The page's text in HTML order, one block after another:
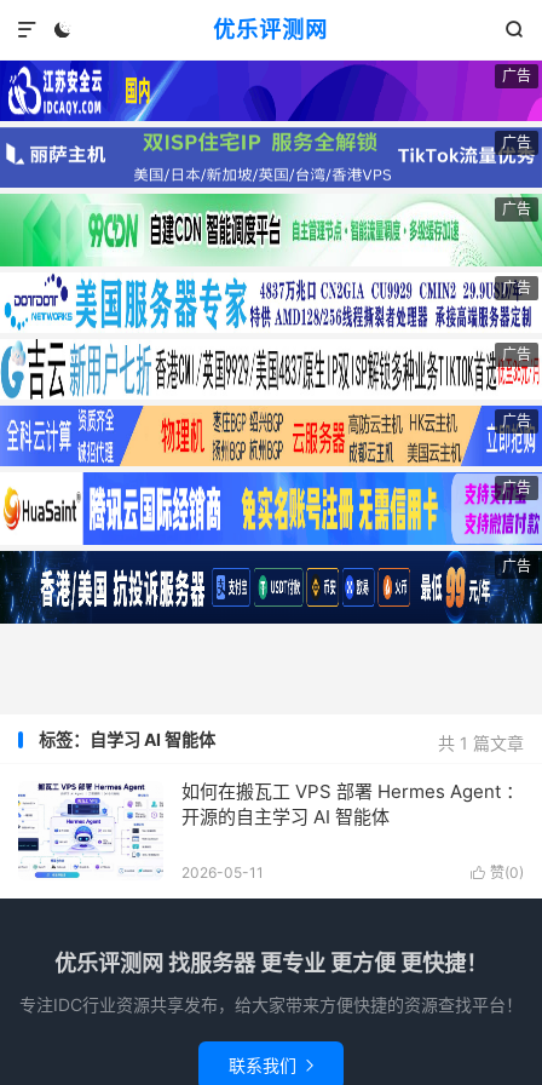
优乐评测网
 

广告
广告
广告
广告
广告
广告
广告
广告
共 1 篇文章
标签：自学习 AI 智能体
如何在搬瓦工 VPS 部署 Hermes Agent ：
开源的自主学习 AI 智能体
 赞(0)
2026-05-11
优乐评测网 找服务器 更专业 更方便 更快捷！
专注IDC行业资源共享发布，给大家带来方便快捷的资源查找平台！
联系我们 